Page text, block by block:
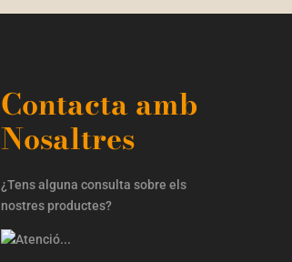
Contacta amb
Nosaltres
¿Tens alguna consulta sobre els
nostres productes?